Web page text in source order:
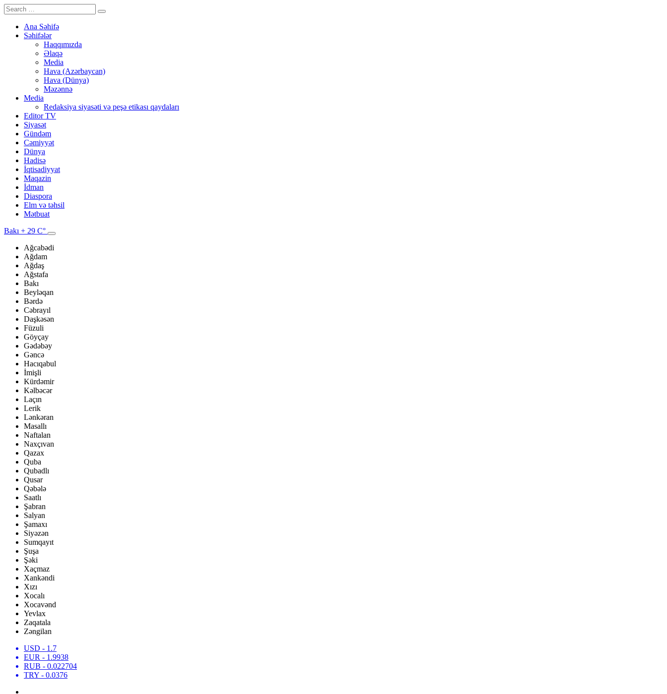
Ana Səhifə
Səhifələr
Haqqımızda
Əlaqə
Media
Hava (Azərbaycan)
Hava (Dünya)
Məzənnə
Media
Redaksiya siyasəti və peşə etikası qaydaları
Editor TV
Siyasət
Gündəm
Cəmiyyət
Dünya
Hadisə
İqtisadiyyat
Maqazin
İdman
Diaspora
Elm və təhsil
Mətbuat
Bakı + 29 C°
Ağcabədi
Ağdam
Ağdaş
Ağstafa
Bakı
Beyləqan
Bərdə
Cəbrayıl
Daşkəsən
Füzuli
Göyçay
Gədəbəy
Gəncə
Hacıqabul
İmişli
Kürdəmir
Kəlbəcər
Laçın
Lerik
Lənkəran
Masallı
Naftalan
Naxçıvan
Qazax
Quba
Qubadlı
Qusar
Qəbələ
Saatlı
Şabran
Salyan
Şamaxı
Siyəzən
Sumqayıt
Şuşa
Şəki
Xaçmaz
Xankəndi
Xızı
Xocalı
Xocavənd
Yevlax
Zaqatala
Zəngilan
USD - 1.7
EUR - 1.9938
RUB - 0.022704
TRY - 0.0376